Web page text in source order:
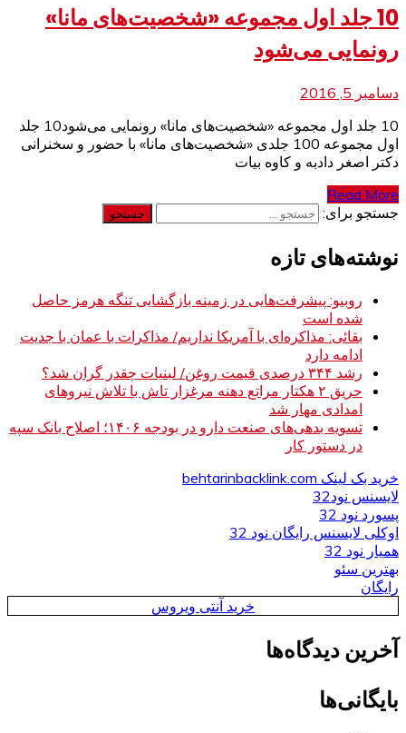
10 جلد اول مجموعه «شخصیت‌های مانا»
رونمایی می‌شود
دسامبر 5, 2016
10 جلد اول مجموعه «شخصیت‌های مانا» رونمایی می‌شود10 جلد
اول مجموعه 100 جلدی «شخصیت‌های مانا» با حضور و سخنرانی
دكتر اصغر دادبه و كاوه بیات
Read More
جستجو برای:
نوشته‌های تازه
روبیو: پیشرفت‌هایی در زمینه بازگشایی تنگه هرمز حاصل
شده است
بقائی: مذاکره‌ای با آمریکا نداریم/ مذاکرات با عمان با جدیت
ادامه دارد
رشد ۳۴۴ درصدی قیمت روغن/ لبنیات چقدر گران شد؟
حریق ۲ هکتار مراتع دهنه مرغزار تاش با تلاش نیروهای
امدادی مهار شد
تسویه بدهی‌های صنعت دارو در بودجه ۱۴۰۶؛ اصلاح بانک سپه
در دستور کار
خرید بک لینک behtarinbacklink.com
لایسنس نود32
پسورد نود 32
اوکلی لایسنس رایگان نود 32
همیار نود 32
بهترین سئو
رایگان
خرید آنتی ویروس
آخرین دیدگاه‌ها
بایگانی‌ها